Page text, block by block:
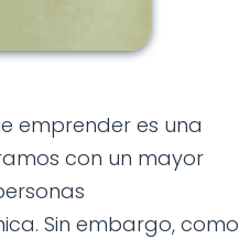
emprender es una
con un mayor
Sin embargo, como